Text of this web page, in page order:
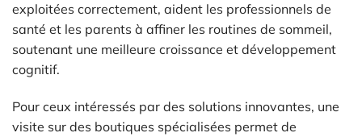
exploitées correctement, aident les professionnels de
santé et les parents à affiner les routines de sommeil,
soutenant une meilleure croissance et développement
cognitif.
Pour ceux intéressés par des solutions innovantes, une
visite sur des boutiques spécialisées permet de